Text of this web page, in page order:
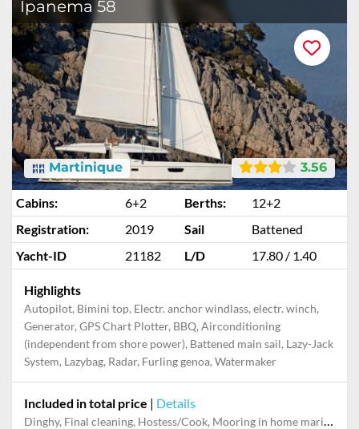
Ipanema 58
3.56
Martinique
Cabins: 6+2 Berths:
12+2
Registration:
2019 Sail
Battened
Yacht-ID
21182 L/D 17.80 / 1.40
Highlights
Autopilot, Bimini top, Electr. anchor windlass, electr. winch,
Generator, GPS Chart Plotter, BBQ, Airconditioning
(independent from shore power), Battened main sail, Lazy-Jack
System, Lazybag, Radar, Furling genoa, Watermaker
Included in total price | Details
Dinghy, Final cleaning, Hostess/Cook, Mooring in home marina for first and last night, Outboard engine, Pillow, blanket, sheets, duvet cover, Skipper, Snorkeling set, Towels